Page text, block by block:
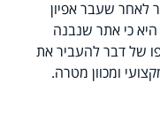
שעבר אפיון
כי אתר שנבנה
של דבר להעביר את
ומכוון מטרה.